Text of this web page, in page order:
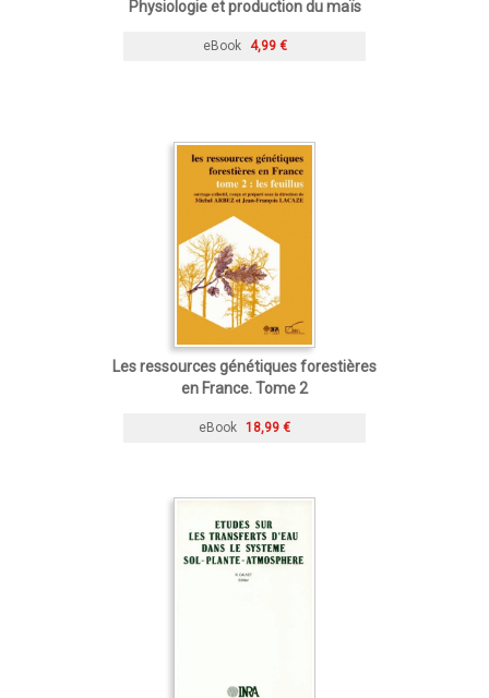
Physiologie et production du maïs
eBook 4,99 €
Les ressources génétiques forestières
en France. Tome 2
eBook 18,99 €